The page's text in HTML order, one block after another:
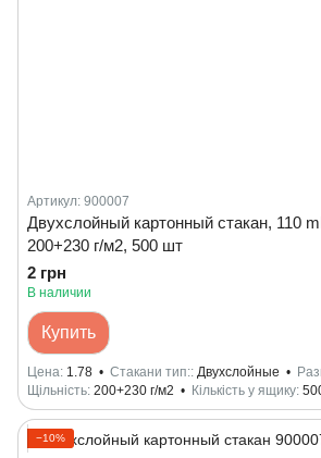
Артикул: 900007
Двухслойный картонный стакан, 110
200+230 г/м2, 500 шт
2 грн
В наличии
Купить
Цена 1.78 Стакани тип: Двухслойные
Щільність 200+230 г/м2 Кількість у ящику
−10%